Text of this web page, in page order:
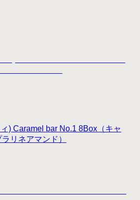
) Caramel bar No.1 8Box（キャ
リネアマンド）